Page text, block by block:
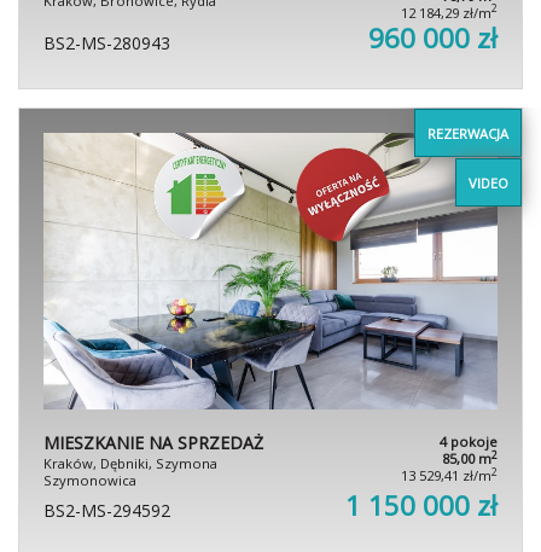
12 184,29 zł/m2
BS2-MS-280943 960 000 zł
REZERWACJA
VIDEO
MIESZKANIE NA SPRZEDAŻ
Kraków, Dębniki, Szymona
Szymonowica
4 pokoje
85,00 m2
13 529,41 zł/m2
BS2-MS-294592 1 150 000 zł